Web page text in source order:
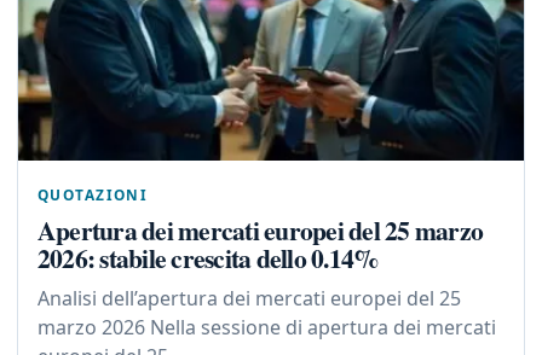
QUOTAZIONI
Apertura dei mercati europei del 25 marzo
2026: stabile crescita dello 0.14%
Analisi dell’apertura dei mercati europei del 25
marzo 2026 Nella sessione di apertura dei mercati